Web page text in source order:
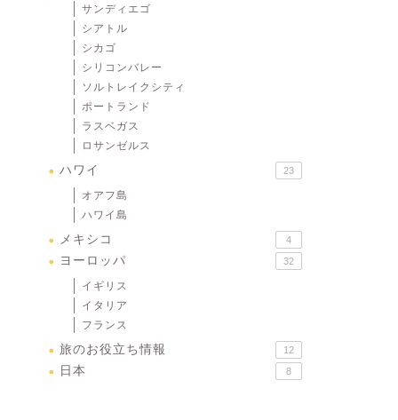
サンディエゴ
シアトル
シカゴ
シリコンバレー
ソルトレイクシティ
ポートランド
ラスベガス
ロサンゼルス
ハワイ 23
オアフ島
ハワイ島
メキシコ 4
ヨーロッパ 32
イギリス
イタリア
フランス
旅のお役立ち情報 12
日本 8